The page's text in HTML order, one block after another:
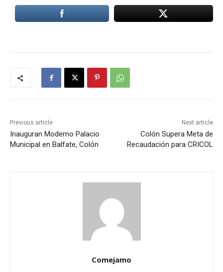
Previous article
Inauguran Moderno Palacio
Municipal en Balfate, Colón
Next article
Colón Supera Meta de
Recaudación para CRICOL
Comejamo